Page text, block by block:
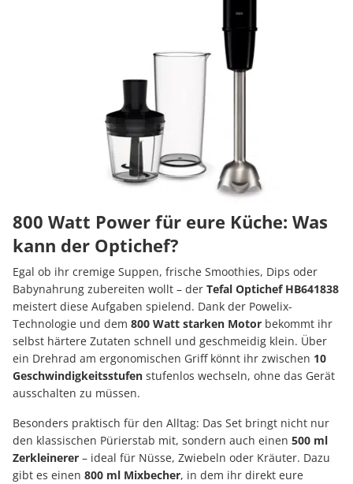
800 Watt Power für eure Küche: Was
kann der Optichef?
Egal ob ihr cremige Suppen, frische Smoothies, Dips oder
Babynahrung zubereiten wollt – der Tefal Optichef HB641838
meistert diese Aufgaben spielend. Dank der Powelix-
Technologie und dem 800 Watt starken Motor bekommt ihr
selbst härtere Zutaten schnell und geschmeidig klein. Über
ein Drehrad am ergonomischen Griff könnt ihr zwischen 10
Geschwindigkeitsstufen stufenlos wechseln, ohne das Gerät
ausschalten zu müssen.
Besonders praktisch für den Alltag: Das Set bringt nicht nur
den klassischen Pürierstab mit, sondern auch einen 500 ml
Zerkleinerer – ideal für Nüsse, Zwiebeln oder Kräuter. Dazu
gibt es einen 800 ml Mixbecher, in dem ihr direkt eure